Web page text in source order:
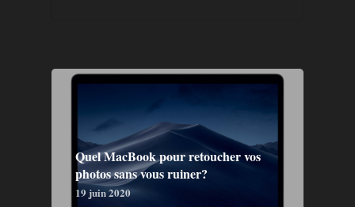
Quel MacBook pour retoucher vos
photos sans vous ruiner?
19 juin 2020